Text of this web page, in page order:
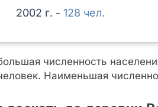
2002 -128
численность
Наименьшая